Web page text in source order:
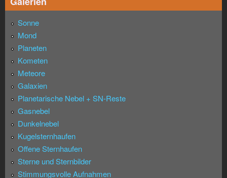
Sonne
Mond
Planeten
Kometen
Meteore
Galaxien
Planetarische Nebel + SN-Reste
Gasnebel
Dunkelnebel
Kugelsternhaufen
Offene Sternhaufen
Sterne und Sternbilder
Stimmungsvolle Aufnahmen